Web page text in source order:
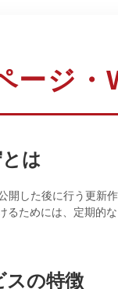
ージ・
は
開した後に行う更新
るためには、定期的
スの特徴